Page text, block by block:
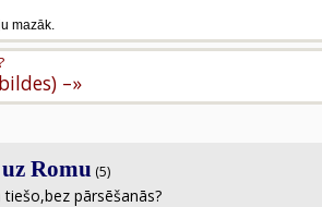
mazāk.
–»
Romu (5)
pārsēšanās?